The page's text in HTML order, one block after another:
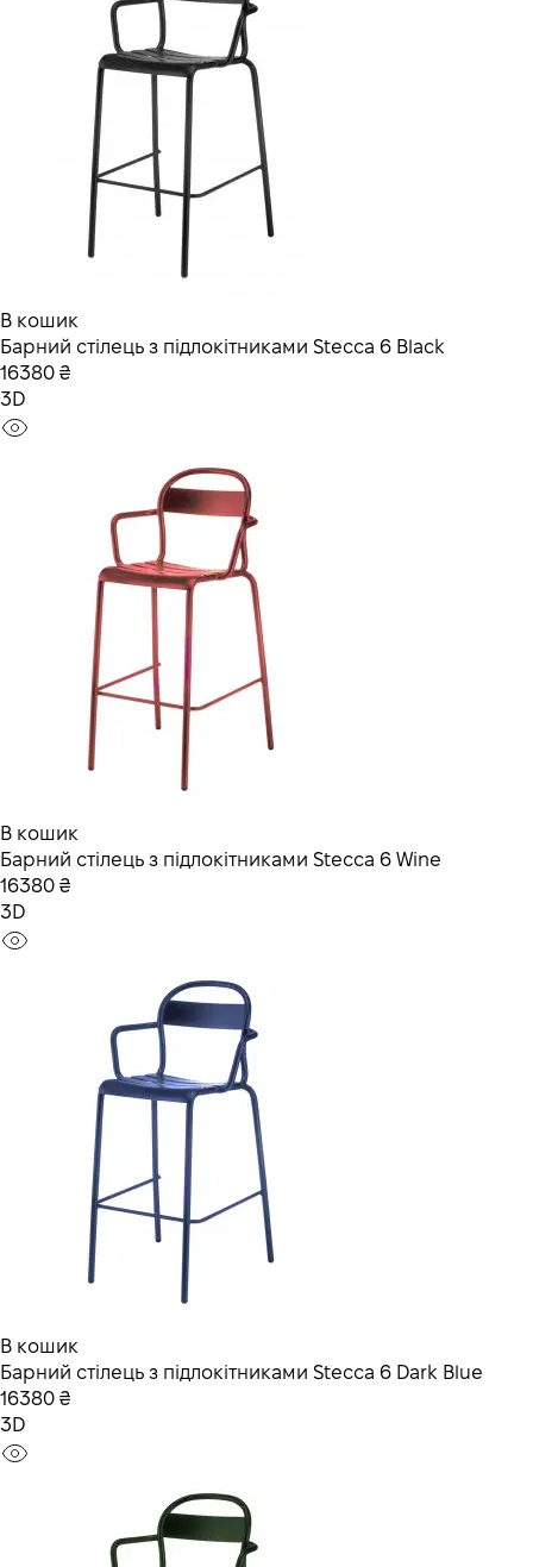
В кошик
Барний стілець з підлокітниками Stecca 6 Black
16380 ₴
3D
В кошик
Барний стілець з підлокітниками Stecca 6 Wine
16380 ₴
3D
В кошик
Барний стілець з підлокітниками Stecca 6 Dark Blue
16380 ₴
3D